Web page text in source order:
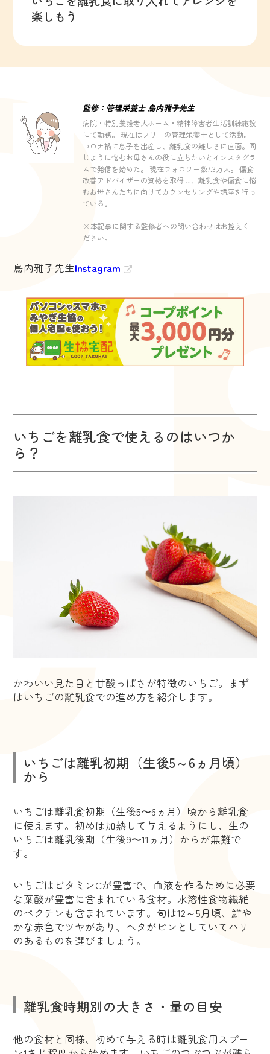
楽しもう
監修：管理栄養士 鳥内雅子先生
病院・特別養護老人ホーム・精神障害者生活訓練施設
にて勤務。 現在はフリーの管理栄養士として活動。
コロナ禍に息子を出産し、離乳食の難しさに直面。同
じように悩むお母さんの役に立ちたいとインスタグラ
ムで発信を始めた。 現在フォロワー数7.3万人。 偏食
改善アドバイザーの資格を取得し、離乳食や偏食に悩
むお母さんたちに向けてカウンセリングや講座を行っ
ている。
※本記事に関する監修者への問い合わせはお控えく
ださい。
鳥内雅子先生Instagram
いちごを離乳食で使えるのはいつか
ら？
かわいい見た目と甘酸っぱさが特徴のいちご。まず
はいちごの離乳食での進め方を紹介します。
いちごは離乳初期（生後5～6ヵ月頃）
から
いちごは離乳食初期（生後5〜6ヵ月）頃から離乳食
に使えます。初めは加熱して与えるようにし、生の
いちごは離乳後期（生後9〜11ヵ月）からが無難で
す。
いちごはビタミンCが豊富で、血液を作るために必要
な葉酸が豊富に含まれている食材。水溶性食物繊維
のペクチンも含まれています。旬は12～5月頃、鮮や
かな赤色でツヤがあり、ヘタがピンとしていてハリ
のあるものを選びましょう。
離乳食時期別の大きさ・量の目安
他の食材と同様、初めて与える時は離乳食用スプー